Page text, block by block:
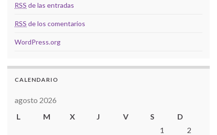
RSS de las entradas
RSS de los comentarios
WordPress.org
CALENDARIO
agosto 2026
L
M X J V S
D
1
2